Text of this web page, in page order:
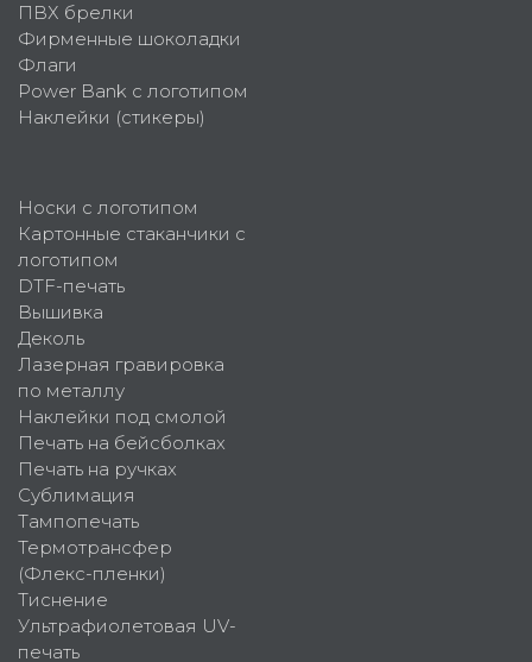
ПВХ брелки
Фирменные шоколадки
Флаги
Power Bank с логотипом
Наклейки (стикеры)
Носки с логотипом
Картонные стаканчики с
логотипом
DTF-печать
Вышивка
Деколь
Лазерная гравировка
по металлу
Наклейки под смолой
Печать на бейсболках
Печать на ручках
Сублимация
Тампопечать
Термотрансфер
(Флекс-пленки)
Тиснение
Ультрафиолетовая UV-
печать